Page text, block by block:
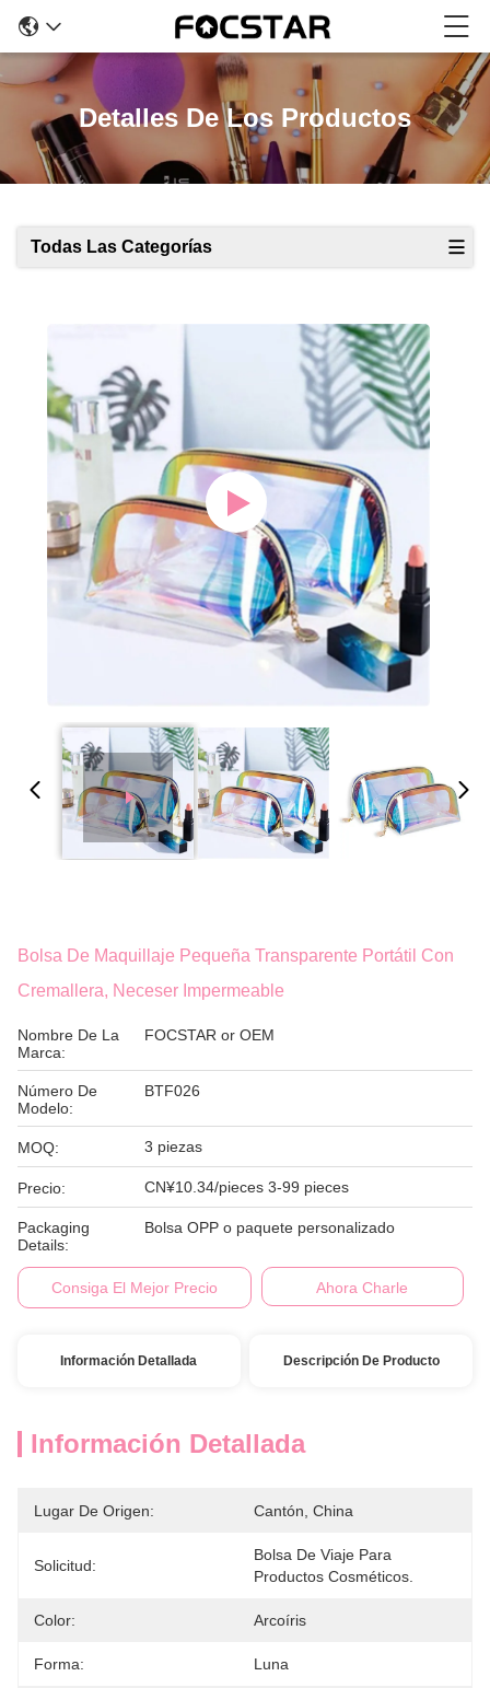
Detalles De Los Productos
Todas Las Categorías
Bolsa De Maquillaje Pequeña Transparente Portátil Con
Cremallera, Neceser Impermeable
Nombre De La
Marca:
FOCSTAR or OEM
Número De
Modelo:
BTF026
MOQ: 3 piezas
Precio: CN¥10.34/pieces 3-99 pieces
Packaging
Details:
Bolsa OPP o paquete personalizado
Consiga El Mejor Precio Ahora Charle
Información Detallada Descripción De Producto
Información Detallada
Lugar De Origen: Cantón, China
Solicitud:
Bolsa De Viaje Para
Productos Cosméticos.
Color: Arcoíris
Forma: Luna